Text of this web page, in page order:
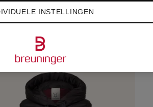
INSTELLINGEN